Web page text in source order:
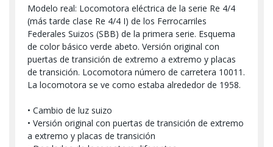
Modelo real: Locomotora eléctrica de la serie Re 4/4
(más tarde clase Re 4/4 I) de los Ferrocarriles
Federales Suizos (SBB) de la primera serie. Esquema
de color básico verde abeto. Versión original con
puertas de transición de extremo a extremo y placas
de transición. Locomotora número de carretera 10011.
La locomotora se ve como estaba alrededor de 1958.
• Cambio de luz suizo
• Versión original con puertas de transición de extremo
a extremo y placas de transición